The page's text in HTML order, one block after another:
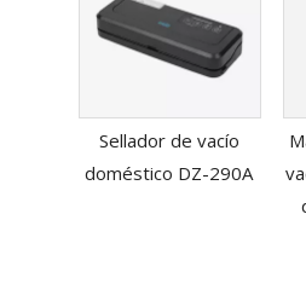
Sellador de vacío
doméstico DZ-290A